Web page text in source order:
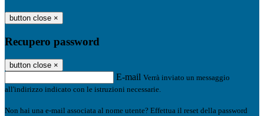
button close ×
Recupero password
button close ×
E-mail Verrà inviato un messaggio
all'indirizzo indicato con le istruzioni necessarie.
Non hai una e-mail associata al nome utente? Effettua il reset della password